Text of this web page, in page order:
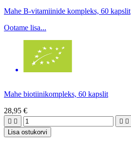
Mahe B-vitamiinide kompleks, 60 kapslit
Ootame lisa...
Mahe biotiinikompleks, 60 kapslit
28,95 €
   
Lisa ostukorvi